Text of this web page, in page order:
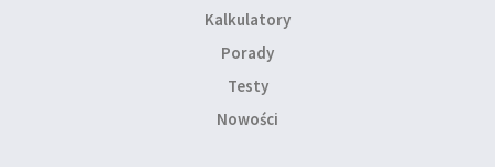
Kalkulatory
Porady
Testy
Nowości